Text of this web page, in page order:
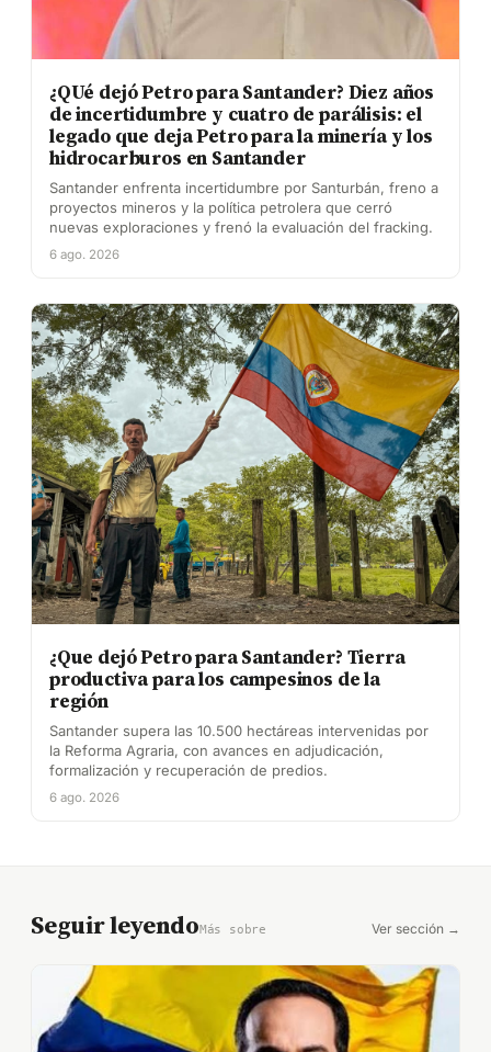
¿QUé dejó Petro para Santander? Diez años
de incertidumbre y cuatro de parálisis: el
legado que deja Petro para la minería y los
hidrocarburos en Santander
Santander enfrenta incertidumbre por Santurbán, freno a
proyectos mineros y la política petrolera que cerró
nuevas exploraciones y frenó la evaluación del fracking.
6 ago. 2026
¿Que dejó Petro para Santander? Tierra
productiva para los campesinos de la
región
Santander supera las 10.500 hectáreas intervenidas por
la Reforma Agraria, con avances en adjudicación,
formalización y recuperación de predios.
6 ago. 2026
Seguir leyendoMás sobre Ver sección →